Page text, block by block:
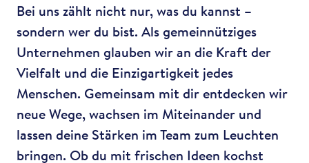
Bei uns zählt nicht nur, was du kannst –
sondern wer du bist. Als gemeinnütziges
Unternehmen glauben wir an die Kraft der
Vielfalt und die Einzigartigkeit jedes
Menschen. Gemeinsam mit dir entdecken wir
neue Wege, wachsen im Miteinander und
lassen deine Stärken im Team zum Leuchten
bringen. Ob du mit frischen Ideen kochst